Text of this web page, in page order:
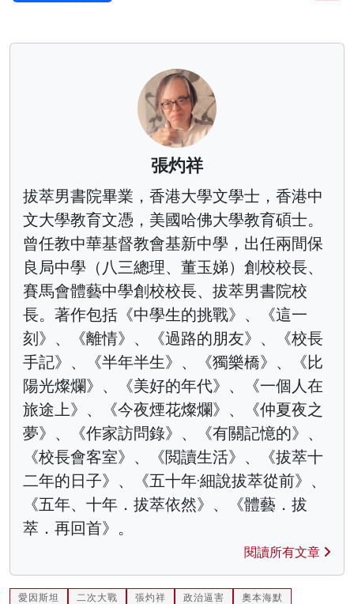
張灼祥
拔萃男書院畢業，香港大學文學士，香港中
文大學教育文憑，美國哈佛大學教育碩士。
曾任教中華基督教會基新中學，出任兩間保
良局中學（八三總理、董玉娣）創校校長、
賽馬會體藝中學創校校長、拔萃男書院校
長。著作包括《中學生的挑戰》、《這一
刻》、《離情》、《過路的朋友》、《校長
手記》、《半年半生》、《獨樂橋》、《比
陽光燦爛》、《美好的年代》、《一個人在
旅途上》、《今夜煙花燦爛》、《仲夏夜之
夢》、《作家訪問錄》、《有關記憶的》、
《校長會客室》、《閲讀生活》、《拔萃十
二年的日子》、《五十年·細說拔萃從前》、
《五年、十年．拔萃依然》、《體藝．拔
萃．再回首》。
閱讀所有文章
愛因斯坦 二次大戰 張灼祥 政治逼害
奧本海默